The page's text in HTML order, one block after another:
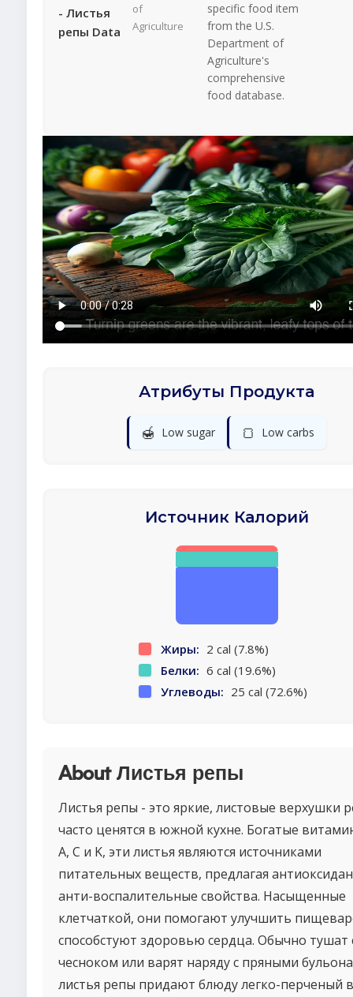
- Листья
репы Data
of
Agriculture
specific food item
from the U.S.
Department of
Agriculture's
comprehensive
food database.
Атрибуты Продукта
🍯 Low sugar 🍞 Low carbs
Источник Калорий
Жиры: 2 cal (7.8%)
Белки: 6 cal (19.6%)
Углеводы: 25 cal (72.6%)
About Листья репы
Листья репы - это яркие, листовые верхушки
часто ценятся в южной кухне. Богатые
A, C и K, эти листья являются источниками
питательных веществ, предлагая
анти-воспалительные свойства. Насыщенные
клетчаткой, они помогают улучшить
способстуют здоровью сердца. Обычно тушат
чесноком или варят наряду с пряными
листья репы придают блюду легко-перченый